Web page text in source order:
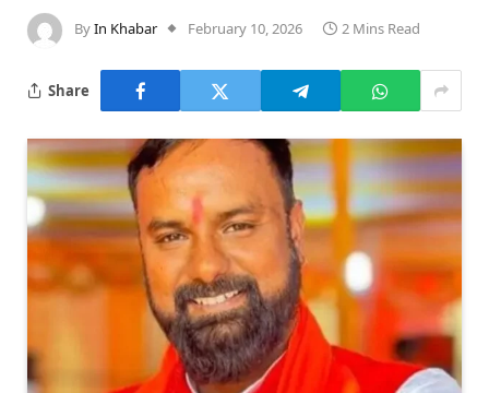
ByIn Khabar February 10, 2026 2 Mins Read
Share